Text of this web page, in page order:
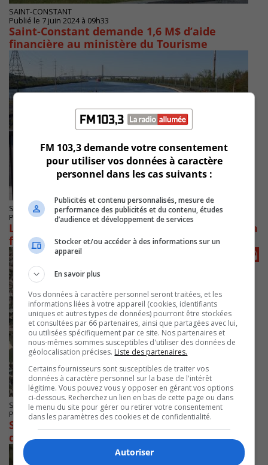
SAINT-CONSTANT
Publié le 7 juin 2024 à 09h33
Saint-Constant demande 1,6 M$ d’aide
financière au ministère du Tourisme
SAINT-LAMBERT
Publié le 12 Décembre 2023 à 08h22
La Voie maritime du Saint-Laurent prépare sa
fermeture
SAINT-BRUNO-DE-MONTARVILLE
Publié le 21 mars 2023 à 12h20
Saint-Bruno-sur-le-Lac soulève bien des
questions
FM 103,3 demande votre consentement
pour utiliser vos données à caractère
personnel dans les cas suivants :
Publicités et contenu personnalisés, mesure de
performance des publicités et du contenu, études
d’audience et développement de services
Stocker et/ou accéder à des informations sur un
appareil
En savoir plus
Vos données à caractère personnel seront traitées, et les
informations liées à votre appareil (cookies, identifiants
uniques et autres types de données) pourront être stockées
et consultées par 66 partenaires, ainsi que partagées avec lui,
ou utilisées spécifiquement par ce site. Nos partenaires et
nous-mêmes sommes susceptibles d'utiliser des données de
géolocalisation précises. Liste des partenaires.
Certains fournisseurs sont susceptibles de traiter vos
données à caractère personnel sur la base de l'intérêt
légitime. Vous pouvez vous y opposer en gérant vos options
ci-dessous. Recherchez un lien en bas de cette page ou dans
le menu du site pour gérer ou retirer votre consentement
dans les paramètres des cookies et de confidentialité.
Autoriser